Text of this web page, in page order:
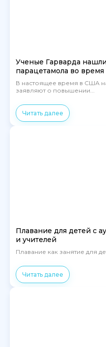
Ученые Гарварда
парацетамола во
В настоящее время в США
заявляют о повышении...
Читать далее
Плавание для детей с
и учителей
Плавание как занятие для
Читать далее